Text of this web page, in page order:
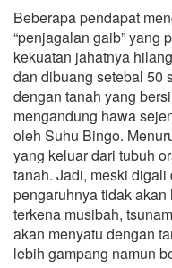
Beberapa pendapat
“penjagalan gaib” yang
kekuatan jahatnya
dan dibuang setebal 50
dengan tanah yang
mengandung hawa
oleh Suhu Bingo.
yang keluar dari tubuh
tanah. Jadi, meski
pengaruhnya tidak
terkena musibah,
akan menyatu dengan
lebih gampang namun